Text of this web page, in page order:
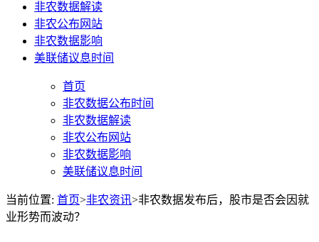
非农数据解读
非农公布网站
非农数据影响
美联储议息时间
首页
非农数据公布时间
非农数据解读
非农公布网站
非农数据影响
美联储议息时间
当前位置: 首页>非农资讯>非农数据发布后，股市是否会因就
业形势而波动？